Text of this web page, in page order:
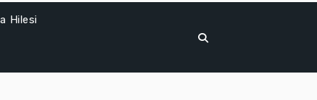
Hilesi